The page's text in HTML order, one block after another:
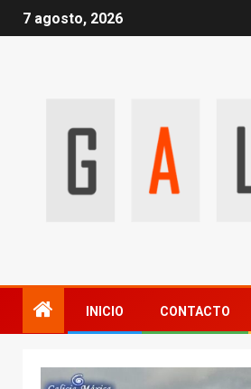
7 agosto, 2026
INICIO CONTACTO